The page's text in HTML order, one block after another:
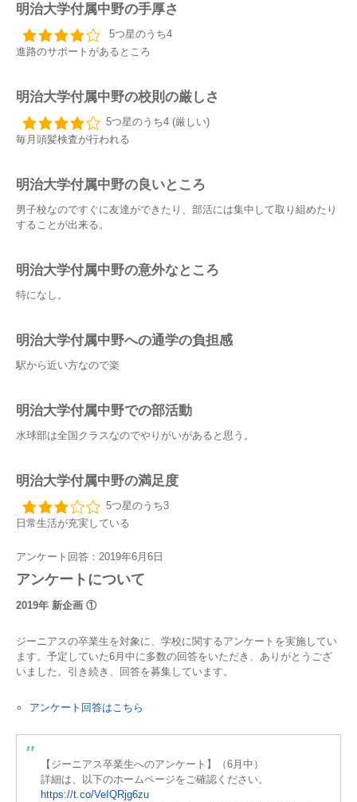
明治大学付属中野の手厚さ
5つ星のうち4
進路のサポートがあるところ
明治大学付属中野の校則の厳しさ
5つ星のうち4 (厳しい)
毎月頭髪検査が行われる
明治大学付属中野の良いところ
男子校なのですぐに友達ができたり、部活には集中して取り組めたり
することが出来る。
明治大学付属中野の意外なところ
特になし。
明治大学付属中野への通学の負担感
駅から近い方なので楽
明治大学付属中野での部活動
水球部は全国クラスなのでやりがいがあると思う。
明治大学付属中野の満足度
5つ星のうち3
日常生活が充実している
アンケート回答：2019年6月6日
アンケートについて
2019年 新企画 ①
ジーニアスの卒業生を対象に、学校に関するアンケートを実施してい
ます。予定していた6月中に多数の回答をいただき、ありがとうござ
いました。引き続き、回答を募集しています。
アンケート回答はこちら
【ジーニアス卒業生へのアンケート】（6月中）
詳細は、以下のホームページをご確認ください。
https://t.co/VeIQRjg6zu